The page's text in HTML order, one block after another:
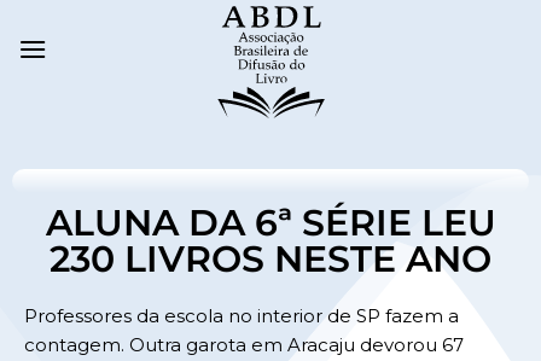
ALUNA DA 6ª SÉRIE LEU
230 LIVROS NESTE ANO
Professores da escola no interior de SP fazem a
contagem. Outra garota em Aracaju devorou 67